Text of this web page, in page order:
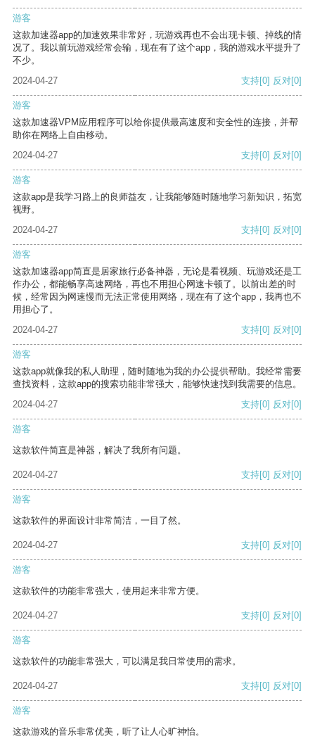
游客
这款加速器app的加速效果非常好，玩游戏再也不会出现卡顿、掉线的情
况了。我以前玩游戏经常会输，现在有了这个app，我的游戏水平提升了
不少。
2024-04-27
支持[0] 反对[0]
游客
这款加速器VPM应用程序可以给你提供最高速度和安全性的连接，并帮
助你在网络上自由移动。
2024-04-27
支持[0] 反对[0]
游客
这款app是我学习路上的良师益友，让我能够随时随地学习新知识，拓宽
视野。
2024-04-27
支持[0] 反对[0]
游客
这款加速器app简直是居家旅行必备神器，无论是看视频、玩游戏还是工
作办公，都能畅享高速网络，再也不用担心网速卡顿了。以前出差的时
候，经常因为网速慢而无法正常使用网络，现在有了这个app，我再也不
用担心了。
2024-04-27
支持[0] 反对[0]
游客
这款app就像我的私人助理，随时随地为我的办公提供帮助。我经常需要
查找资料，这款app的搜索功能非常强大，能够快速找到我需要的信息。
2024-04-27
支持[0] 反对[0]
游客
这款软件简直是神器，解决了我所有问题。
2024-04-27 支持[0] 反对[0]
游客
这款软件的界面设计非常简洁，一目了然。
2024-04-27 支持[0] 反对[0]
游客
这款软件的功能非常强大，使用起来非常方便。
2024-04-27 支持[0] 反对[0]
游客
这款软件的功能非常强大，可以满足我日常使用的需求。
2024-04-27 支持[0] 反对[0]
游客
这款游戏的音乐非常优美，听了让人心旷神怡。